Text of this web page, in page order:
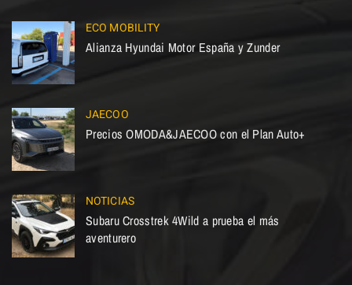
ECO MOBILITY
Alianza Hyundai Motor España y Zunder
JAECOO
Precios OMODA&JAECOO con el Plan Auto+
NOTICIAS
Subaru Crosstrek 4Wild a prueba el más
aventurero